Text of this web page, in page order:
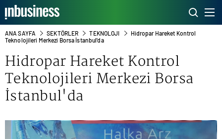
ANA SAYFA SEKTÖRLER TEKNOLOJI
Hidropar Hareket Kontrol
Teknolojileri Merkezi Borsa İstanbul'da
Hidropar Hareket Kontrol
Teknolojileri Merkezi Borsa
İstanbul'da